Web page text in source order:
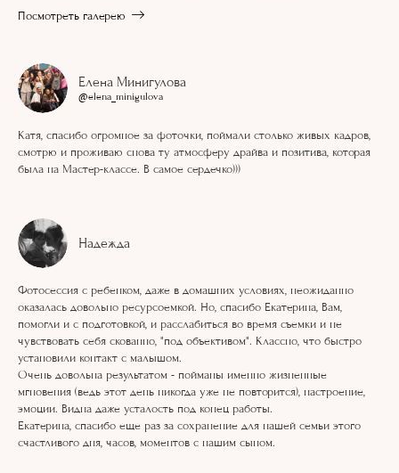
Посмотреть галерею
Елена Минигулова
@elena_minigulova
Катя, спасибо огромное за фоточки, поймали столько живых кадров,
смотрю и проживаю снова ту атмосферу драйва и позитива, которая
была на Мастер-классе. В самое сердечко)))
Надежда
Фотосессия с ребенком, даже в домашних условиях, неожиданно
оказалась довольно ресурсоемкой. Но, спасибо Екатерина, Вам,
помогли и с подготовкой, и расслабиться во время съемки и не
чувствовать себя скованно, "под объективом". Классно, что быстро
установили контакт с малышом.
Очень довольна результатом - пойманы именно жизненные
мгновения (ведь этот день никогда уже не повторится), настроение,
эмоции. Видна даже усталость под конец работы.
Екатерина, спасибо еще раз за сохранение для нашей семьи этого
счастливого дня, часов, моментов с нашим сыном.